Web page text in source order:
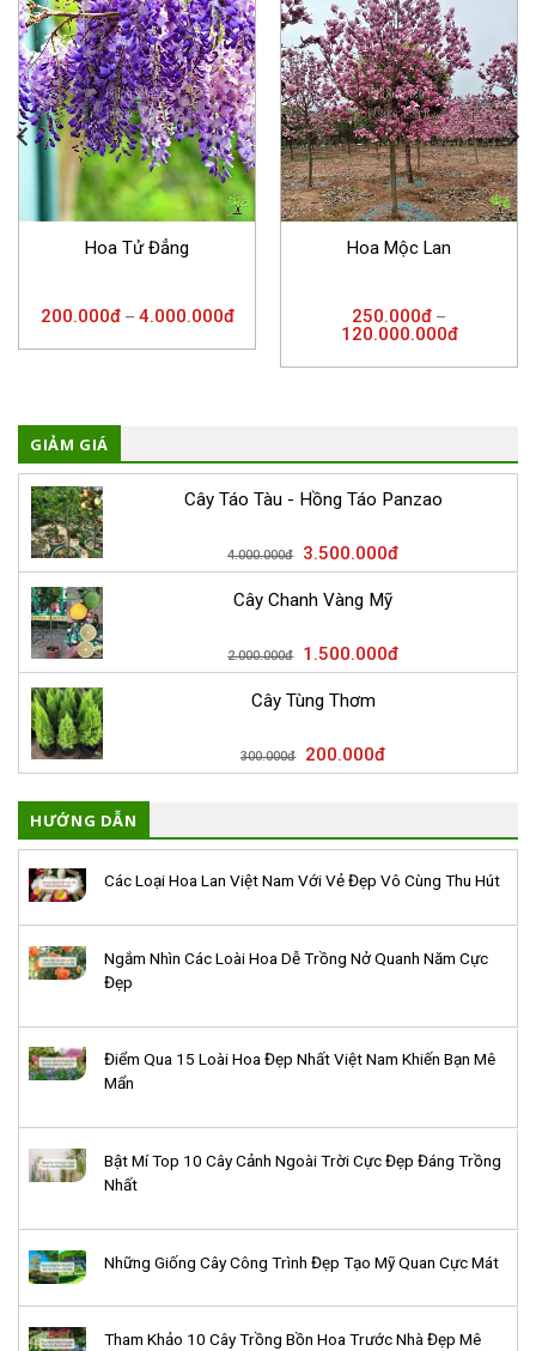
Hoa Tử Đẳng
200.000đ– 4.000.000đ
Hoa Mộc Lan
250.000đ –
120.000.000đ
GIẢM GIÁ
Cây Táo Tàu - Hồng Táo Panzao
4.000.000đ 3.500.000đ
Cây Chanh Vàng Mỹ
2.000.000đ 1.500.000đ
Cây Tùng Thơm
300.000đ 200.000đ
HƯỚNG DẪN
Các Loại Hoa Lan Việt Nam Với Vẻ Đẹp Vô Cùng Thu Hút
Ngắm Nhìn Các Loài Hoa Dễ Trồng Nở Quanh Năm Cực
Đẹp
Điểm Qua 15 Loài Hoa Đẹp Nhất Việt Nam Khiến Bạn Mê
Mẩn
Bật Mí Top 10 Cây Cảnh Ngoài Trời Cực Đẹp Đáng Trồng
Nhất
Những Giống Cây Công Trình Đẹp Tạo Mỹ Quan Cực Mát
Tham Khảo 10 Cây Trồng Bồn Hoa Trước Nhà Đẹp Mê